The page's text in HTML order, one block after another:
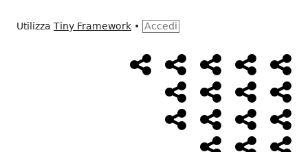
Utilizza Tiny Framework • Accedi
MenùHome
Page
Alimentazione
AmbienteBambini
Cancro ControlloEconomia
FarmaciMassoneriaNWO
Salute Storia